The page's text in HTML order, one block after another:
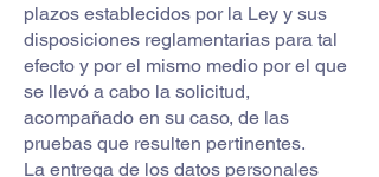
plazos establecidos por la Ley y sus
disposiciones reglamentarias para tal
efecto y por el mismo medio por el que
se llevó a cabo la solicitud,
acompañado en su caso, de las
pruebas que resulten pertinentes.
La entrega de los datos personales